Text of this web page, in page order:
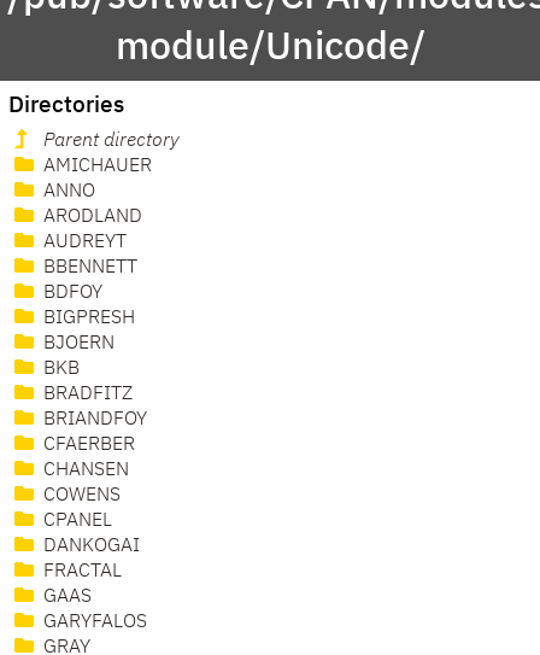
module/Unicode/
Directories
Parent directory
AMICHAUER
ANNO
ARODLAND
AUDREYT
BBENNETT
BDFOY
BIGPRESH
BJOERN
BKB
BRADFITZ
BRIANDFOY
CFAERBER
CHANSEN
COWENS
CPANEL
DANKOGAI
FRACTAL
GAAS
GARYFALOS
GRAY